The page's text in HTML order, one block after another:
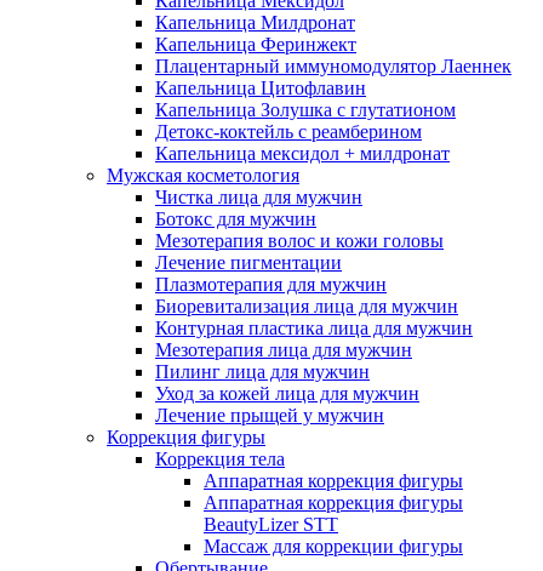
Капельница Милдронат
Капельница Феринжект
Плацентарный иммуномодулятор Лаеннек
Капельница Цитофлавин
Капельница Золушка с глутатионом
Детокс-коктейль с реамберином
Капельница мексидол + милдронат
Мужская косметология
Чистка лица для мужчин
Ботокс для мужчин
Мезотерапия волос и кожи головы
Лечение пигментации
Плазмотерапия для мужчин
Биоревитализация лица для мужчин
Контурная пластика лица для мужчин
Мезотерапия лица для мужчин
Пилинг лица для мужчин
Уход за кожей лица для мужчин
Лечение прыщей у мужчин
Коррекция фигуры
Коррекция тела
Аппаратная коррекция фигуры
Аппаратная коррекция фигуры
BeautyLizer STT
Массаж для коррекции фигуры